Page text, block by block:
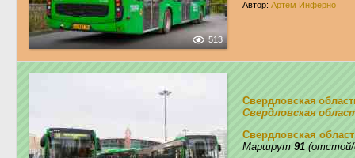
513
Автор: Артем Инферно
Свердловская
Свердловская
Свердловская
Маршрут 91 (отстой/